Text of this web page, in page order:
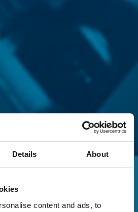
Details About
content and ads, to